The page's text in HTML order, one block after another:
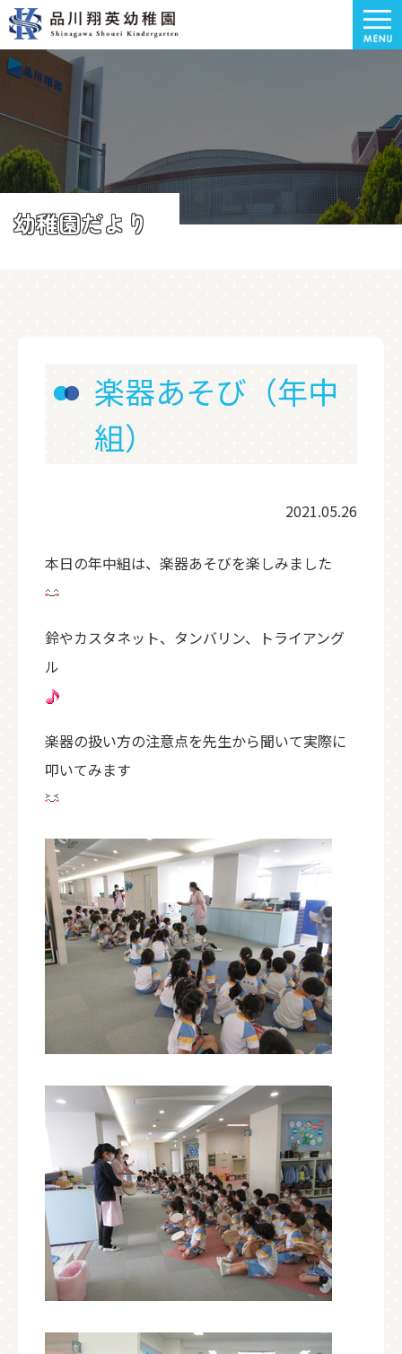
幼稚園だより
楽器あそび（年中
組）
2021.05.26
本日の年中組は、楽器あそびを楽しみました
鈴やカスタネット、タンバリン、トライアング
ル
楽器の扱い方の注意点を先生から聞いて実際に
叩いてみます